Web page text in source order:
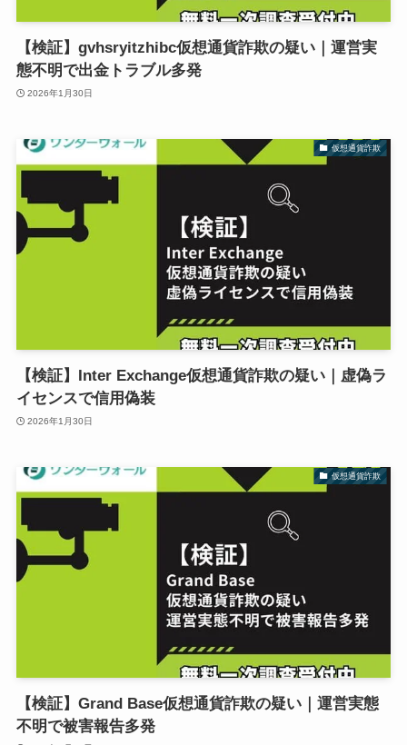
【検証】gvhsryitzhibc仮想通貨詐欺の疑い｜運営実
態不明で出金トラブル多発
2026年1月30日
仮想通貨詐欺
【検証】Inter Exchange仮想通貨詐欺の疑い｜虚偽ラ
イセンスで信用偽装
2026年1月30日
仮想通貨詐欺
【検証】Grand Base仮想通貨詐欺の疑い｜運営実態
不明で被害報告多発